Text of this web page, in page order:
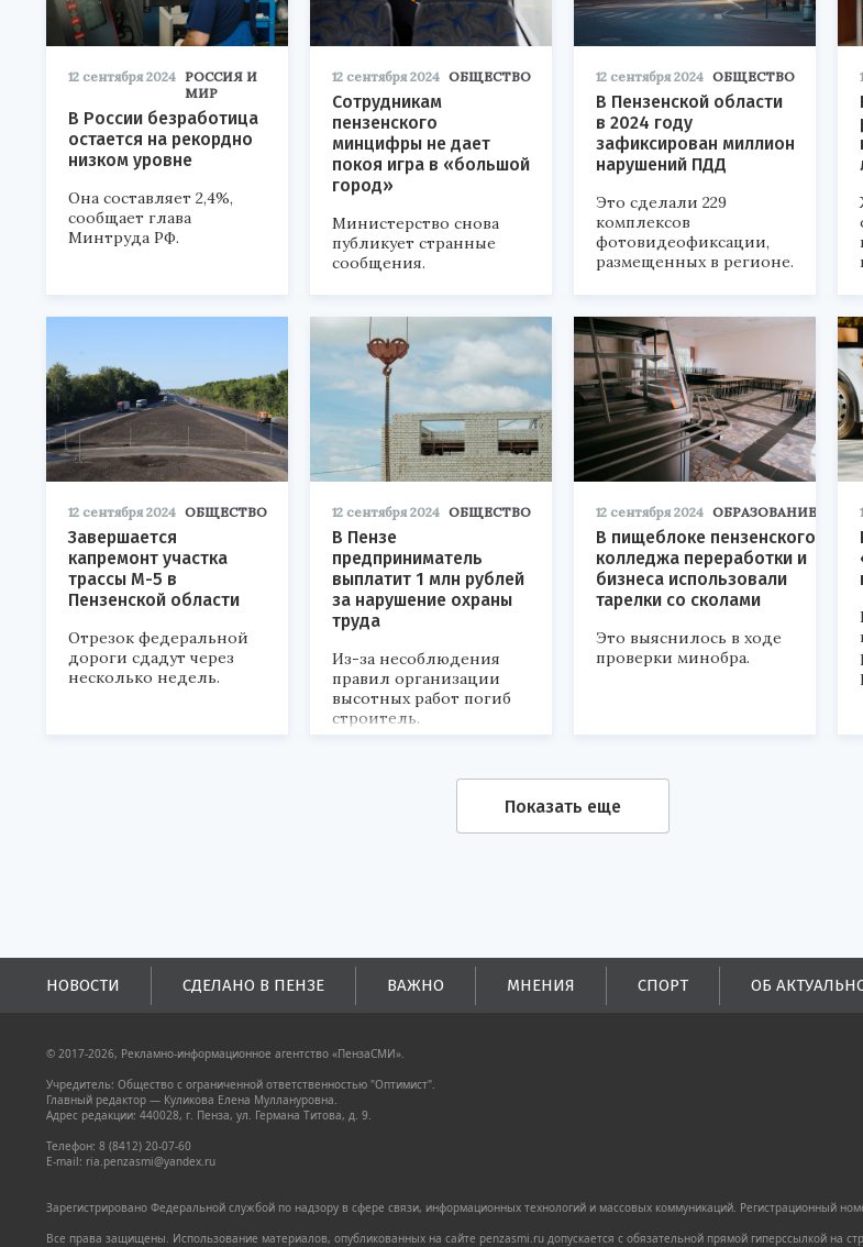
12 сентября 2024 РОССИЯ И
МИР
В России безработица
остается на рекордно
низком уровне
Она составляет 2,4%,
сообщает глава
Минтруда РФ.
12 сентября 2024 ОБЩЕСТВО
Сотрудникам
пензенского
минцифры не дает
покоя игра в «большой
город»
Министерство снова
публикует странные
сообщения.
12 сентября 2024 ОБЩЕСТВО
В Пензенской области
в 2024 году
зафиксирован миллион
нарушений ПДД
Это сделали 229
комплексов
фотовидеофиксации,
размещенных в регионе.
12 сентября 2024 ОБЩЕСТВО
Завершается
капремонт участка
трассы М-5 в
Пензенской области
Отрезок федеральной
дороги сдадут через
несколько недель.
12 сентября 2024 ОБЩЕСТВО
В Пензе
предприниматель
выплатит 1 млн рублей
за нарушение охраны
труда
Из-за несоблюдения
правил организации
высотных работ погиб
строитель.
12 сентября 2024 ОБРАЗОВАНИЕ
В пищеблоке пензенского
колледжа переработки и
бизнеса использовали
тарелки со сколами
Это выяснилось в ходе
проверки минобра.
Показать еще
НОВОСТИ СДЕЛАНО В ПЕНЗЕ ВАЖНО МНЕНИЯ СПОРТ ОБ
© 2017-2026, Рекламно-информационное агентство «ПензаСМИ».
Учредитель: Общество с ограниченной ответственностью "Оптимист".
Главный редактор — Куликова Елена Муллануровна.
Адрес редакции: 440028, г. Пенза, ул. Германа Титова, д. 9.
Телефон: 8 (8412) 20-07-60
E-mail: ria.penzasmi@yandex.ru
Зарегистрировано Федеральной службой по надзору в сфере связи, информационных технологий и массовых коммуникаций. Регистрационный
Все права защищены. Использование материалов, опубликованных на сайте penzasmi.ru допускается с обязательной прямой гиперссылкой на